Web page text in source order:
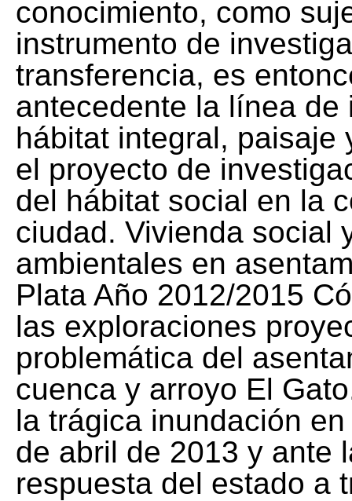
conocimiento, como
instrumento de
transferencia, es
antecedente la línea
hábitat integral, paisaje
el proyecto de
del hábitat social en la
ciudad. Vivienda social
ambientales en
Plata Año 2012/2015
las exploraciones
problemática del
cuenca y arroyo El
la trágica inundación
de abril de 2013 y ante
respuesta del estado a